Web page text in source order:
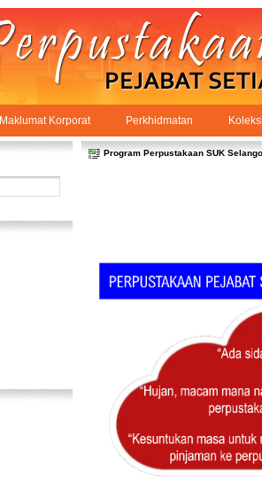
Maklumat Korporat Perkhidmatan
Program Perpustakaan SUK